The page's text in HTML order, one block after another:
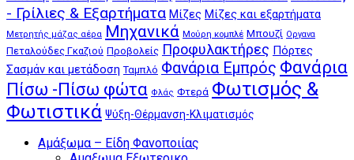
- Γρίλιες & Εξαρτήματα Μίζες Μίζες και εξαρτήματα
Μετρητής μάζας αέρα Μηχανικά Μούρη κομπλέ Μπουζί Οργανα
Πεταλούδες Γκαζιού Προβολείς Προφυλακτήρες Πόρτες
Σασμάν και μετάδοση Ταμπλό Φανάρια Εμπρός Φανάρια
Πίσω -Πίσω φώτα Φλάς Φτερά Φωτισμός &
Φωτιστικά Ψύξη-Θέρμανση-Κλιματισμός
Αμάξωμα – Είδη Φανοποιίας